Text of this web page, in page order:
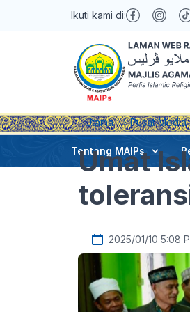
Ikuti kami di:
Tentang MAIPs
Utama Pusat Media
Umat
2025/01/10 5:08